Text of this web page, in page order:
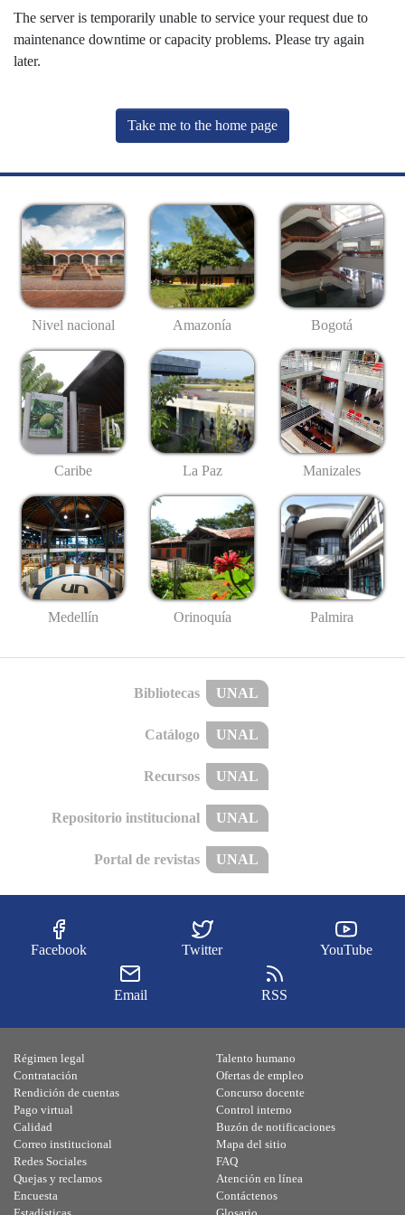
The server is temporarily unable to service your request due to
maintenance downtime or capacity problems. Please try again
later.
Take me to the home page
Nivel nacional Amazonía Bogotá
Caribe La Paz Manizales
Medellín Orinoquía Palmira
Bibliotecas UNAL
Catálogo UNAL
Recursos UNAL
Repositorio institucional UNAL
Portal de revistas UNAL
Facebook Twitter YouTube
Email RSS
Régimen legal
Contratación
Rendición de cuentas
Pago virtual
Calidad
Talento humano
Ofertas de empleo
Concurso docente
Control interno
Buzón de notificaciones
Correo institucional
Redes Sociales
Quejas y reclamos
Encuesta
Mapa del sitio
FAQ
Atención en línea
Contáctenos